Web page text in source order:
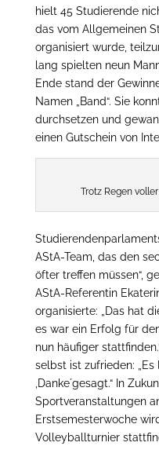
hielt 45 Studierende
das vom Allgemeinen
organisiert wurde,
lang spielten neun
Ende stand der
Namen „Band“. Sie
durchsetzen und
einen Gutschein von
Trotz Regen
AStA-Team, das den
öfter treffen müssen“,
AStA-Referentin
organisierte: „Das hat
es war ein Erfolg für
nun häufiger
selbst ist zufrieden:
,Danke´gesagt.“ In
Sportveranstaltungen
Erstsemesterwoche
Volleyballturnier